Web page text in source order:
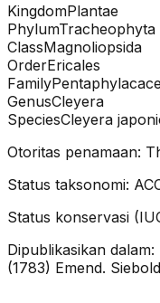
KingdomPlantae
PhylumTracheophyta
ClassMagnoliopsida
OrderEricales
Family
GenusCleyera
SpeciesCleyera
Otoritas penamaan:
Status taksonomi:
Status konservasi
Dipublikasikan dalam:
(1783) Emend.